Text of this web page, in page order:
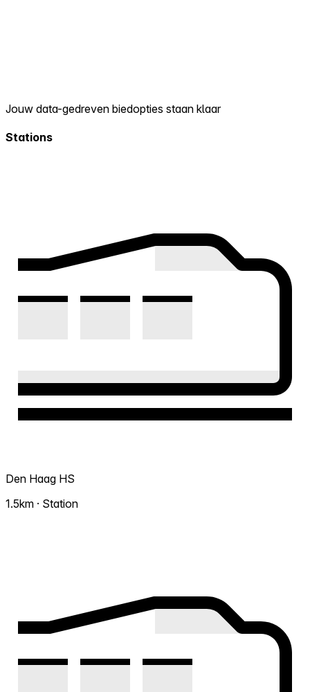
Jouw data-gedreven biedopties staan klaar
Stations
Den Haag HS
1.5km · Station